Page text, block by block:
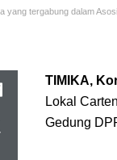
yang tergabung dalam
TIMIKA,
Lokal
Gedung